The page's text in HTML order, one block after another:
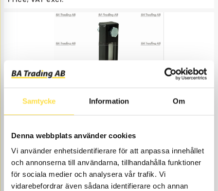
Samtycke Information Om
Denna webbplats använder cookies
Vi använder enhetsidentifierare för att anpassa innehållet
och annonserna till användarna, tillhandahålla funktioner
för sociala medier och analysera vår trafik. Vi
vidarebefordrar även sådana identifierare och annan
LEVEL INSPECTION GLASS
HYD023 Item no.11054023
Price, VAT excl.
522.00
NEEDED
BUY